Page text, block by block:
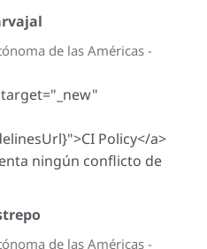
de las Américas -
Policy</a>
ningún conflicto de
de las Américas -